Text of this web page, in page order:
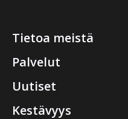
Tietoa meistä
Palvelut
Uutiset
Kestävyys